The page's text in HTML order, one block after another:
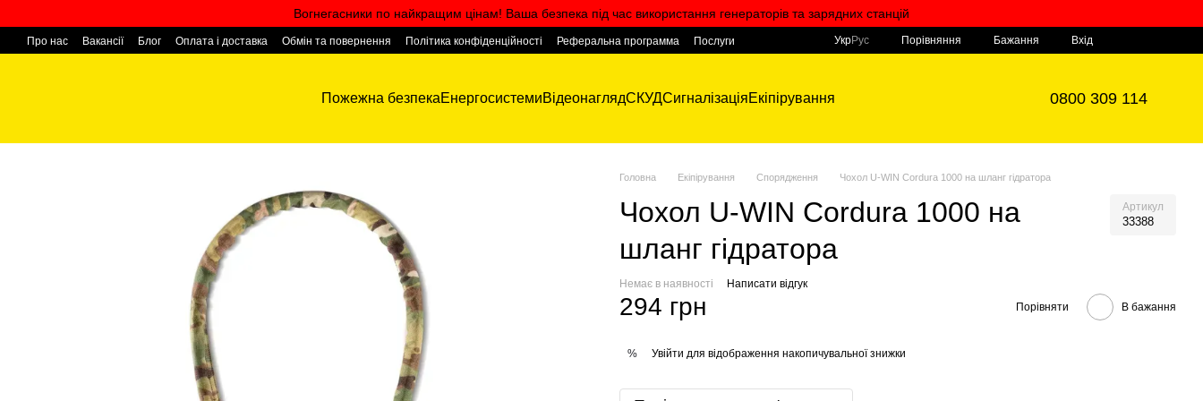
Вогнегасники по найкращим цінам! Ваша безпека під час використання генераторів та зарядних станцій
Про нас Вакансії Блог Оплата і доставка Обмін та повернення Політика конфіденційності Реферальна программа
Послуги
УкрРус Порівняння Бажання Вхід
Пожежна безпекаЕнергосистемиВідеонаглядСКУДСигналізаціяЕкіпірування 0800 309 114
Головна Екіпірування Спорядження Чохол U-WIN Cordura 1000 на шланг гідратора
Чохол U-WIN Cordura 1000 на
шланг гідратора
Артикул
33388
Немає в наявності Написати відгук
294 грн Порівняти В бажання
% Увійти для відображення накопичувальної знижки